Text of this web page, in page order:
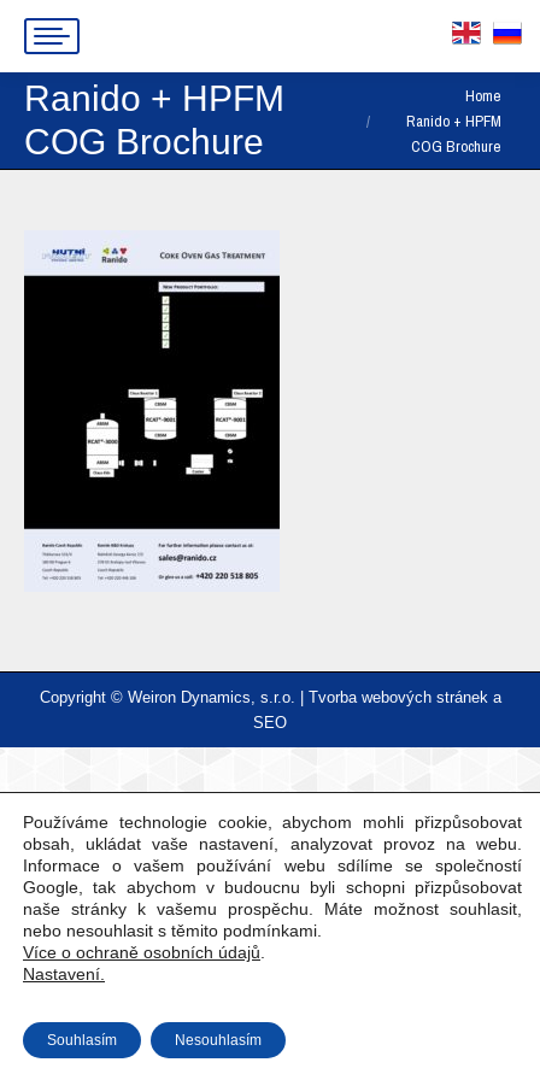
Ranido + HPFM
COG Brochure
You are here:Home
Ranido + HPFM
COG Brochure
Copyright © Weiron Dynamics, s.r.o. | Tvorba webových stráneka
SEO
Používáme technologie cookie, abychom mohli přizpůsobovat
obsah, ukládat vaše nastavení, analyzovat provoz na webu.
Informace o vašem používání webu sdílíme se společností
Google, tak abychom v budoucnu byli schopni přizpůsobovat
naše stránky k vašemu prospěchu. Máte možnost souhlasit,
nebo nesouhlasit s těmito podmínkami.
Více o ochraně osobních údajů
Nastavení.
Souhlasím Nesouhlasím